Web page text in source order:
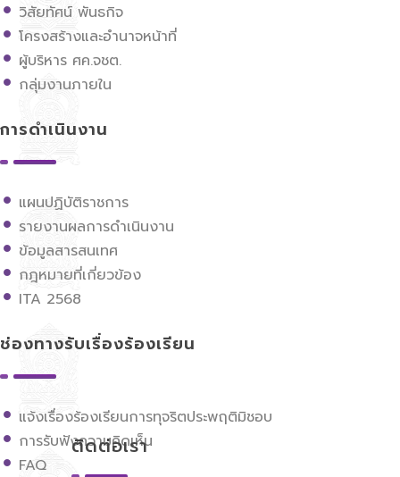
วิสัยทัศน์ พันธกิจ
โครงสร้างและอำนาจหน้าที่
ผู้บริหาร ศค.จชต.
กลุ่มงานภายใน
การดำเนินงาน
แผนปฏิบัติราชการ
รายงานผลการดำเนินงาน
ข้อมูลสารสนเทศ
กฎหมายที่เกี่ยวข้อง
ITA 2568
ช่องทางรับเรื่องร้องเรียน
แจ้งเรื่องร้องเรียนการทุจริตประพฤติมิชอบ
การรับฟังความคิดเห็น
FAQ
ติดต่อเรา